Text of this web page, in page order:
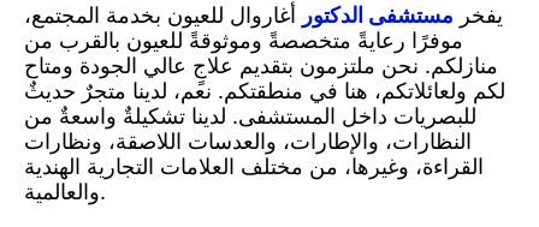
يفخر مستشفى الدكتور أغاروال للعيون بخدمة المجتمع،
موفرًا رعايةً متخصصةً وموثوقةً للعيون بالقرب من
منازلكم. نحن ملتزمون بتقديم علاجٍ عالي الجودة ومتاح
لكم ولعائلاتكم، هنا في منطقتكم. نعم، لدينا متجرٌ حديثٌ
للبصريات داخل المستشفى. لدينا تشكيلةٌ واسعةٌ من
النظارات، والإطارات، والعدسات اللاصقة، ونظارات
القراءة، وغيرها، من مختلف العلامات التجارية الهندية
والعالمية.